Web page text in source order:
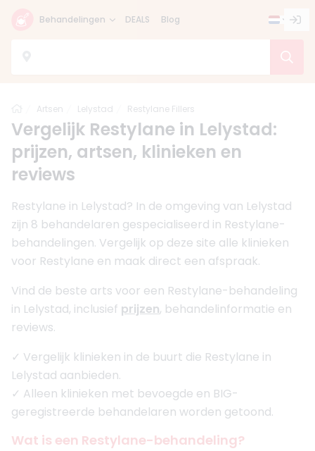
Behandelingen DEALS Blog
Home
Artsen Lelystad Restylane Fillers
Vergelijk Restylane in Lelystad:
prijzen, artsen, klinieken en
reviews
Restylane in Lelystad? In de omgeving van Lelystad
zijn 8 behandelaren gespecialiseerd in Restylane-
behandelingen. Vergelijk op deze site alle klinieken
voor Restylane en maak direct een afspraak.
Vind de beste arts voor een Restylane-behandeling
in Lelystad, inclusief prijzen, behandelinformatie en
reviews.
✓ Vergelijk klinieken in de buurt die Restylane in
Lelystad aanbieden.
✓ Alleen klinieken met bevoegde en BIG-
geregistreerde behandelaren worden getoond.
Wat is een Restylane-behandeling?